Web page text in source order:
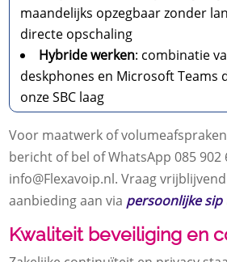
maandelijks opzegbaar zonder
directe opschaling
Hybride werken: combinatie
deskphones en Microsoft Teams
onze SBC laag
Voor maatwerk of
bericht of bel of WhatsApp 085 902
info@Flexavoip.​nl.​ Vraag
aanbieding aan via persoonlijke
Kwaliteit beveiliging en